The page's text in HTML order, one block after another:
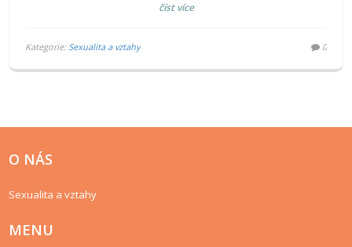
číst více
Kategorie:Sexualita a vztahy 0
O NÁS
Sexualita a vztahy
MENU